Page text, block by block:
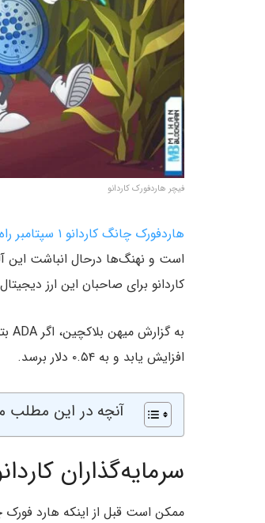
فیچر هاردفورک کاردانو
هاردفورک چانگ کاردانو ۱ سپتامبر راه‌اندازی می‌شود
است و نهنگ‌ها درحال انباشت این
کاردانو برای صاحبان این ارز
به گزارش میهن بلاکچین، اگر ADA بتواند روند نزولی فعلی را بشکند، می‌توان انتظار داشت که
افزایش یابد و به ۰.۵۴ دلار برسد.
آنچه در این مطلب
سرمایه‌گذاران
ممکن است قبل از اینکه هارد فورک